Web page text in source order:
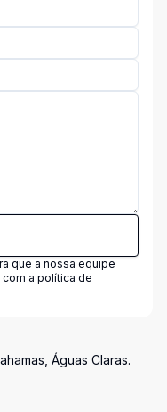
que a nossa equipe
a política de
Águas Claras.